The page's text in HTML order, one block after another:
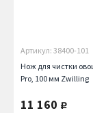
Артикул: 38400-101
Нож для чистки
Pro, 100 мм Zwilling
11 160 руб.